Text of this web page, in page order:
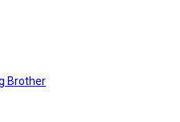
Brother